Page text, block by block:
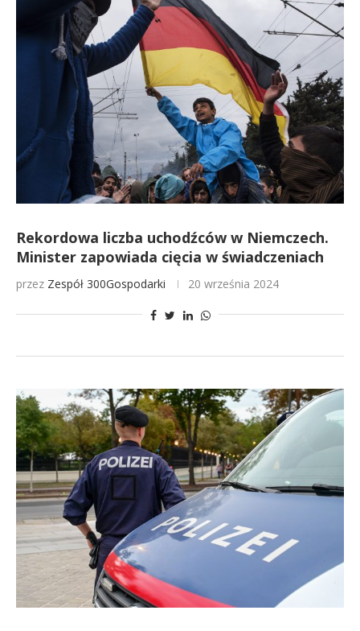
Rekordowa liczba uchodźców w Niemczech.
Minister zapowiada cięcia w świadczeniach
przez Zespół 300Gospodarki 20 września 2024